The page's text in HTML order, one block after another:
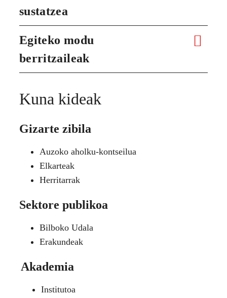
sustatzea
Egiteko modu
berritzaileak
Kuna kideak
Gizarte zibila
Auzoko aholku-kontseilua
Elkarteak
Herritarrak
Sektore publikoa
Bilboko Udala
Erakundeak
Akademia
Institutoa